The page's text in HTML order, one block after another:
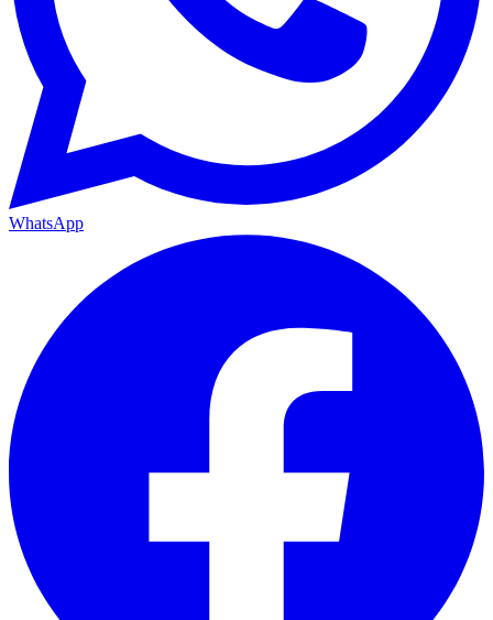
WhatsApp